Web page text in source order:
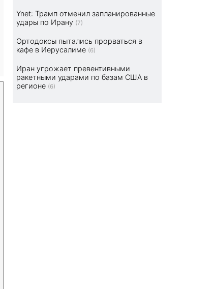
Ynet: Трамп отменил запланированные
удары по Ирану (7)
Ортодоксы пытались прорваться в
кафе в Иерусалиме (6)
Иран угрожает превентивными
ракетными ударами по базам США в
регионе (6)